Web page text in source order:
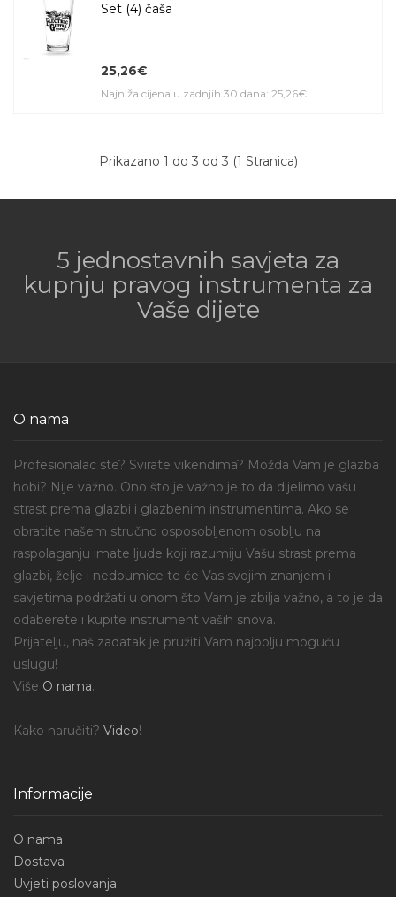
Set (4) čaša
25,26€
Najniža cijena u zadnjih 30 dana: 25,26€
Prikazano 1 do 3 od 3 (1 Stranica)
5 jednostavnih savjeta za
kupnju pravog instrumenta za
Vaše dijete
O nama
Profesionalac ste? Svirate vikendima? Možda Vam je glazba
hobi? Nije važno. Ono što je važno je to da dijelimo vašu
strast prema glazbi i glazbenim instrumentima. Ako se
obratite našem stručno osposobljenom osoblju na
raspolaganju imate ljude koji razumiju Vašu strast prema
glazbi, želje i nedoumice te će Vas svojim znanjem i
savjetima podržati u onom što Vam je zbilja važno, a to je da
odaberete i kupite instrument vaših snova.
Prijatelju, naš zadatak je pružiti Vam najbolju moguću
uslugu!
Više O nama.
Kako naručiti? Video!
Informacije
O nama
Dostava
Uvjeti poslovanja